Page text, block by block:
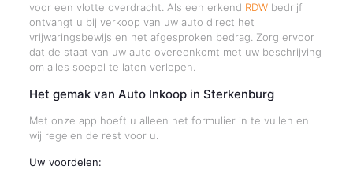
voor een vlotte overdracht. Als een erkend RDWbedrijf
ontvangt u bij verkoop van uw auto direct het
vrijwaringsbewijs en het afgesproken bedrag. Zorg ervoor
dat de staat van uw auto overeenkomt met uw beschrijving
om alles soepel te laten verlopen.
Het gemak van Auto Inkoop in Sterkenburg
Met onze app hoeft u alleen het formulier in te vullen en
wij regelen de rest voor u.
Uw voordelen: